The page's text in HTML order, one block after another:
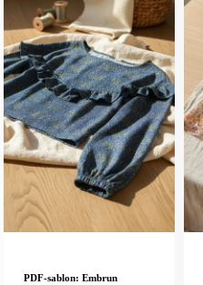
PDF-sablon: Embrun